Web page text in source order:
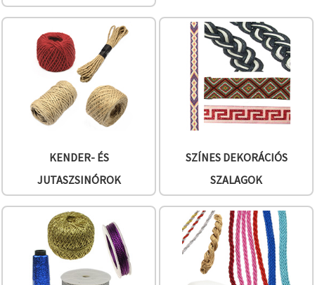
"Mentés"
kattintva.
Fogadja
el
BeállításokKENDER- ÉS
JUTASZSINÓROK
SZÍNES DEKORÁCIÓS
SZALAGOK